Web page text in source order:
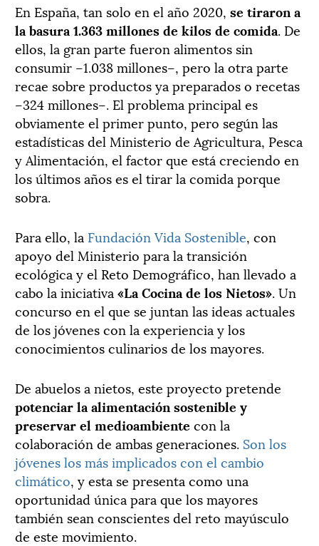
En España, tan solo en el año 2020, se tiraron a
la basura 1.363 millones de kilos de comida. De
ellos, la gran parte fueron alimentos sin
consumir –1.038 millones–, pero la otra parte
recae sobre productos ya preparados o recetas
–324 millones–. El problema principal es
obviamente el primer punto, pero según las
estadísticas del Ministerio de Agricultura, Pesca
y Alimentación, el factor que está creciendo en
los últimos años es el tirar la comida porque
sobra.
Para ello, la Fundación Vida Sostenible, con
apoyo del Ministerio para la transición
ecológica y el Reto Demográfico, han llevado a
cabo la iniciativa «La Cocina de los Nietos». Un
concurso en el que se juntan las ideas actuales
de los jóvenes con la experiencia y los
conocimientos culinarios de los mayores.
De abuelos a nietos, este proyecto pretende
potenciar la alimentación sostenible y
preservar el medioambiente con la
colaboración de ambas generaciones. Son los
jóvenes los más implicados con el cambio
climático, y esta se presenta como una
oportunidad única para que los mayores
también sean conscientes del reto mayúsculo
de este movimiento.